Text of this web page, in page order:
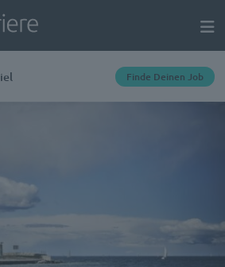
Finde Deinen Job